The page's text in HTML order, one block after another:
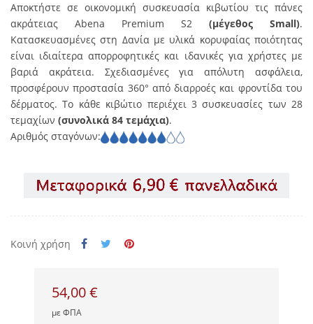
Αποκτήστε σε οικονομική συσκευασία κιβωτίου τις πάνες
ακράτειας Abena Premium S2 (μέγεθος Small).
Κατασκευασμένες στη Δανία με υλικά κορυφαίας ποιότητας
είναι ιδιαίτερα απορροφητικές και ιδανικές για χρήστες με
βαριά ακράτεια. Σχεδιασμένες για απόλυτη ασφάλεια,
προσφέρουν προστασία 360° από διαρροές και φροντίδα του
δέρματος. Το κάθε κιβώτιο περιέχει 3 συσκευασίες των 28
τεμαχίων (συνολικά 84 τεμάχια).
Αριθμός σταγόνων:
Κοινή χρήση
54,00 €
με ΦΠΑ